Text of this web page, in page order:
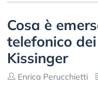
Cosa è
telefonico
Kissinger
Enrica Perucchietti